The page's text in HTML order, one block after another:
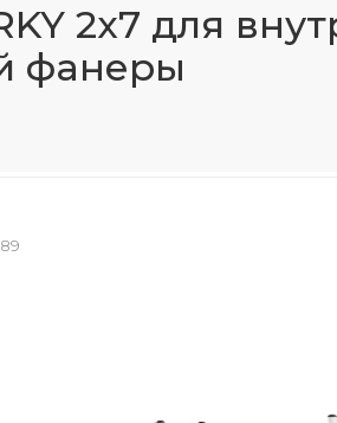
2х7 для
фанеры